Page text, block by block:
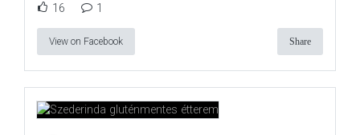
16 1
View on Facebook Share